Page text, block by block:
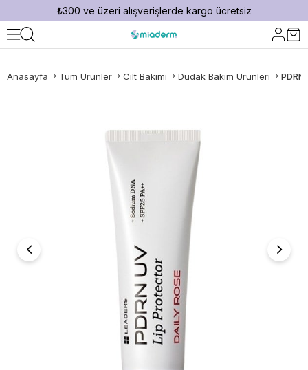
₺300 ve üzeri alışverişlerde kargo ücretsiz
Anasayfa Tüm Ürünler Cilt Bakımı Dudak Bakım Ürünleri